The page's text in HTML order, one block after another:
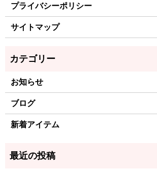
プライバシーポリシー
サイトマップ
お知らせ
ブログ
新着アイテム